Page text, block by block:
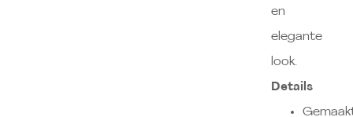
en
elegante
look.
Details